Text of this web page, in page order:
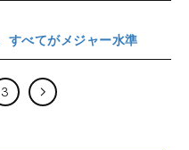
すべてがメジャー水準
3